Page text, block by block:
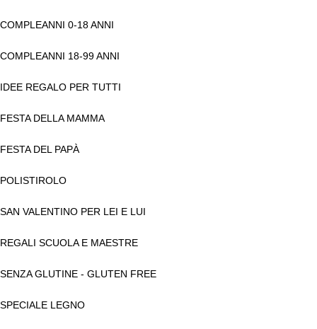
COMPLEANNI 0-18 ANNI
COMPLEANNI 18-99 ANNI
IDEE REGALO PER TUTTI
FESTA DELLA MAMMA
FESTA DEL PAPÀ
POLISTIROLO
SAN VALENTINO PER LEI E LUI
REGALI SCUOLA E MAESTRE
SENZA GLUTINE - GLUTEN FREE
SPECIALE LEGNO